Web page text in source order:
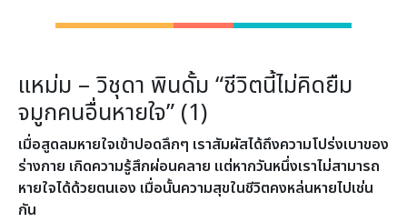
แหม่ม – วิชุดา พินดั้ม “ชีวิตนี้ไม่คิดยืม
จมูกคนอื่นหายใจ” (1)
เมื่อสูดลมหายใจเข้าปอดลึกๆ เราสัมผัสได้ถึงความโปร่งเบาของ
ร่างกาย เกิดความรู้สึกผ่อนคลาย แต่หากวันหนึ่งเราไม่สามารถ
หายใจได้ด้วยตนเอง เมื่อนั้นความสุขในชีวิตคงหล่นหายไปเช่น
กัน